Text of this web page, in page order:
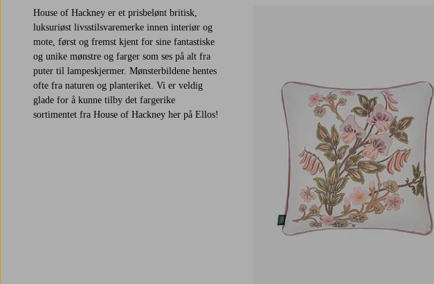
House of Hackney er et prisbelønt britisk,
luksuriøst livsstilsvaremerke innen interiør og
mote, først og fremst kjent for sine fantastiske
og unike mønstre og farger som ses på alt fra
puter til lampeskjermer. Mønsterbildene hentes
ofte fra naturen og planteriket. Vi er veldig
glade for å kunne tilby det fargerike
sortimentet fra House of Hackney her på Ellos!